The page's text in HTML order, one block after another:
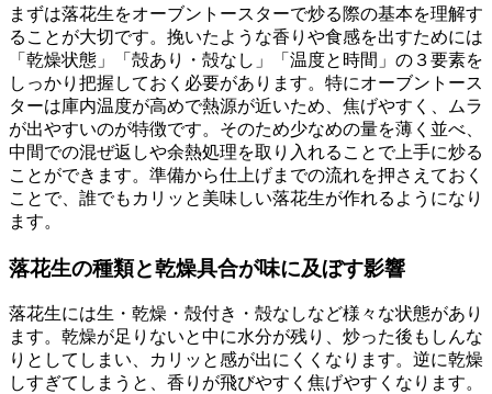
まずは落花生をオーブントースターで炒る際の基本を理解す
ることが大切です。挽いたような香りや食感を出すためには
「乾燥状態」「殻あり・殻なし」「温度と時間」の３要素を
しっかり把握しておく必要があります。特にオーブントース
ターは庫内温度が高めで熱源が近いため、焦げやすく、ムラ
が出やすいのが特徴です。そのため少なめの量を薄く並べ、
中間での混ぜ返しや余熱処理を取り入れることで上手に炒る
ことができます。準備から仕上げまでの流れを押さえておく
ことで、誰でもカリッと美味しい落花生が作れるようになり
ます。
落花生の種類と乾燥具合が味に及ぼす影響
落花生には生・乾燥・殻付き・殻なしなど様々な状態があり
ます。乾燥が足りないと中に水分が残り、炒った後もしんな
りとしてしまい、カリッと感が出にくくなります。逆に乾燥
しすぎてしまうと、香りが飛びやすく焦げやすくなります。